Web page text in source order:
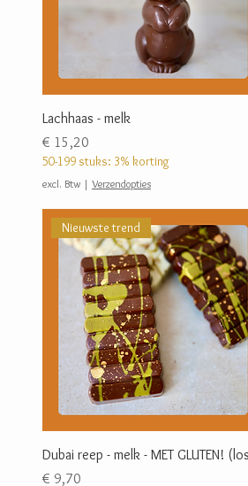
Lachhaas - melk
Prijs
€ 15,20
50-199 stuks: 3% korting
excl. Btw | Verzendopties
Nieuwste trend
Dubai reep - melk - MET GLUTEN!
Prijs
€ 9,70